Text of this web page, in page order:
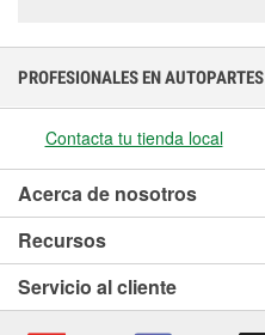
PROFESIONALES EN AUTOPARTES
Contacta tu tienda local
Acerca de nosotros
Recursos
Servicio al cliente